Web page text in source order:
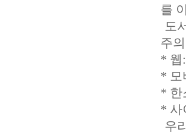
를
도
주
* 웹:
* 모
* 한
* 사
우